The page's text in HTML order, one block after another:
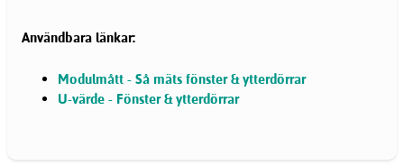
Användbara länkar:
Modulmått - Så mäts fönster & ytterdörrar
U-värde - Fönster & ytterdörrar